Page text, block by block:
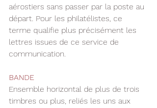
aérostiers sans passer par la poste au
départ. Pour les philatélistes, ce
terme qualifie plus précisément les
lettres issues de ce service de
communication.
BANDE
Ensemble horizontal de plus de trois
timbres ou plus, reliés les uns aux